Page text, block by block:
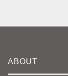
ABOUT